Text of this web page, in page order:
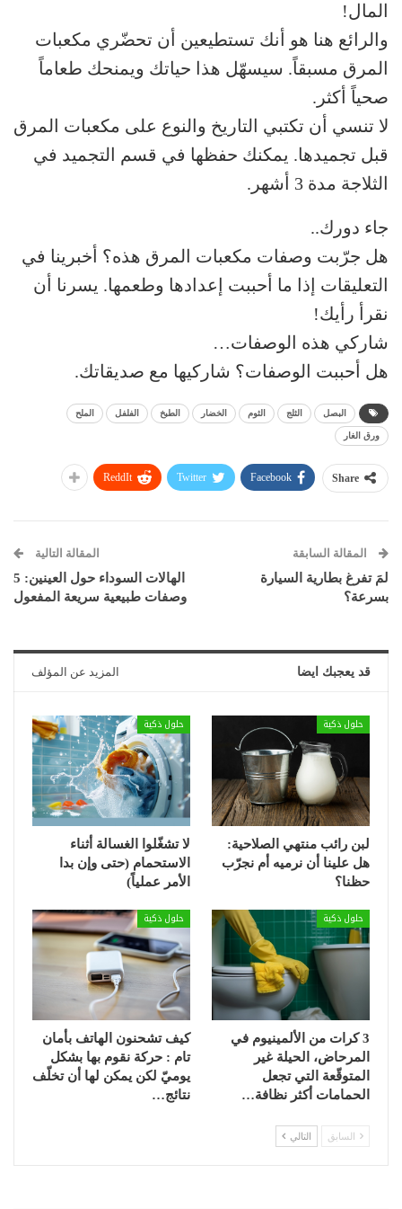
المال!
والرائع هنا هو أنك تستطيعين أن تحضّري مكعبات
المرق مسبقاً. سيسهّل هذا حياتك ويمنحك طعاماً
صحياً أكثر.
لا تنسي أن تكتبي التاريخ والنوع على مكعبات المرق
قبل تجميدها. يمكنك حفظها في قسم التجميد في
الثلاجة مدة 3 أشهر.
جاء دورك..
هل جرّبت وصفات مكعبات المرق هذه؟ أخبرينا في
التعليقات إذا ما أحببت إعدادها وطعمها. يسرنا أن
نقرأ رأيك!
شاركي هذه الوصفات…
هل أحببت الوصفات؟ شاركيها مع صديقاتك.
البصل الثلج الثوم الخضار الطبخ الفلفل الملح
ورق الغار
Share
Facebook
Twitter
ReddIt
المقالة السابقة
لمَ تفرغ بطارية السيارة
بسرعة؟
المقالة التالية
الهالات السوداء حول العينين: 5
وصفات طبيعية سريعة المفعول
قد يعجبك ايضا المزيد عن المؤلف
حلول ذكية
لبن رائب منتهي الصلاحية:
هل علينا أن نرميه أم نجرّب
حظنا؟
حلول ذكية
لا تشغّلوا الغسالة أثناء
الاستحمام (حتى وإن بدا
الأمر عملياً)
حلول ذكية
3 كرات من الألمينيوم في
المرحاض، الحيلة غير
المتوقّعة التي تجعل
الحمامات أكثر نظافة…
حلول ذكية
كيف تشحنون الهاتف بأمان
تام : حركة نقوم بها بشكل
يوميّ لكن يمكن لها أن تخلّف
نتائج…
السابق التالي